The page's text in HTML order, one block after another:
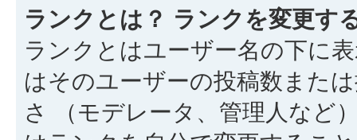
ランクとは？ ランクを変更す
ランクとはユーザー名の下に
はそのユーザーの投稿数また
さ （モデレータ、管理人など